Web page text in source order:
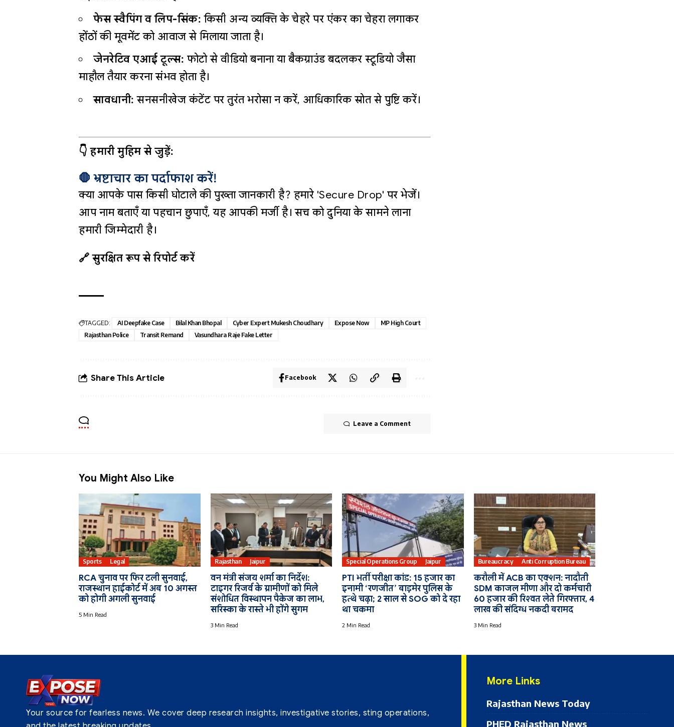
फेस स्वैपिंग व लिप-सिंक: किसी अन्य व्यक्ति के चेहरे पर एंकर का चेहरा लगाकर
होंठों की मूवमेंट को आवाज से मिलाया जाता है।
जेनरेटिव एआई टूल्स: फोटो से वीडियो बनाना या बैकग्राउंड बदलकर स्टूडियो जैसा
माहौल तैयार करना संभव होता है।
सावधानी: सनसनीखेज कंटेंट पर तुरंत भरोसा न करें, आधिकारिक स्रोत से पुष्टि करें।
👇 हमारी मुहिम से जुड़ें:
🛑 भ्रष्टाचार का पर्दाफाश करें!
क्या आपके पास किसी घोटाले की पुख्ता जानकारी है? हमारे 'Secure Drop' पर भेजें।
आप नाम बताएँ या पहचान छुपाएँ, यह आपकी मर्जी है। सच को दुनिया के सामने लाना
हमारी जिम्मेदारी है।
🔗 सुरक्षित रूप से रिपोर्ट करें
TAGGED: AI Deepfake Case Bilal Khan Bhopal Cyber Expert Mukesh Choudhary Expose Now
MP High Court
Rajasthan Police
Transit Remand Vasundhara Raje Fake Letter
Share This Article Facebook
Leave a Comment
You Might Also Like
Sports Legal
RCA चुनाव पर फिर टली सुनवाई,
राजस्थान हाईकोर्ट में अब 10 अगस्त
को होगी अगली सुनवाई
5 Min Read
Rajasthan Jaipur
वन मंत्री संजय शर्मा का निर्देश:
टाइगर रिजर्व के ग्रामीणों को मिले
संशोधित विस्थापन पैकेज का लाभ,
सरिस्का के रास्ते भी होंगे सुगम
3 Min Read
Special Operations Group Jaipur
PTI भर्ती परीक्षा कांड: 15 हजार का
इनामी ‘रणजीत’ बाड़मेर पुलिस के
हत्थे चढ़ा; 2 साल से SOG को दे रहा
था चकमा
2 Min Read
Bureaucracy Anti Corruption Bureau
करौली में ACB का एक्शन: नादौती
SDM काजल मीणा और दो कर्मचारी
60 हजार की रिश्वत लेते गिरफ्तार, 4
लाख की संदिग्ध नकदी बरामद
3 Min Read
Your source for fearless news. We cover deep research insights, investigative stories, sting operations,
More Links
Rajasthan News Today
PHED Rajasthan News